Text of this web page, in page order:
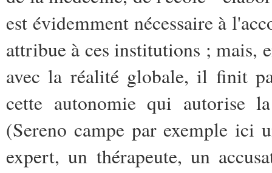
est évidemment nécessaire à
attribue à ces institutions ; mais,
avec la réalité globale, il finit
cette autonomie qui autorise
(Sereno campe par exemple ici
expert, un thérapeute, un